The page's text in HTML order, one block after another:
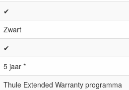
✔
Zwart
✔
5 jaar *
Thule Extended Warranty programma